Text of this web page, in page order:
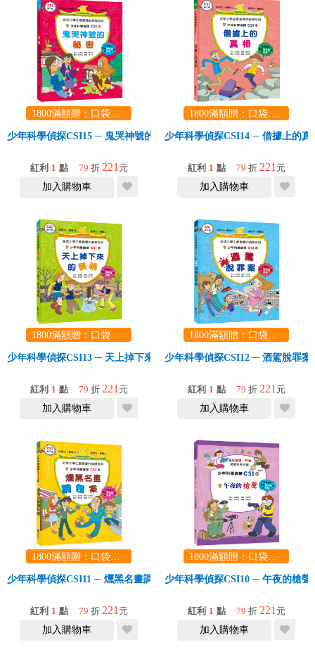
1800滿額贈：口袋玩具一份（隨機出貨） (summer read)
少年科學偵探CSI15 ─ 鬼哭神號的祕密
紅利 1 點 79 折 221 元
加入購物車
1800滿額贈：口袋玩具一份（隨機出貨） (summer read)
少年科學偵探CSI14 ─ 借據上的真
紅利 1 點 79 折 221 元
加入購物車
1800滿額贈：口袋玩具一份（隨機出貨） (summer read)
少年科學偵探CSI13 ─ 天上掉下來的橫禍
紅利 1 點 79 折 221 元
加入購物車
1800滿額贈：口袋玩具一份（隨機出貨） (summer read)
少年科學偵探CSI12 ─ 酒駕脫罪案
紅利 1 點 79 折 221 元
加入購物車
1800滿額贈：口袋玩具一份（隨機出貨） (summer read)
少年科學偵探CSI11 ─ 燻黑名畫調包案
紅利 1 點 79 折 221 元
加入購物車
1800滿額贈：口袋玩具一份（隨機出貨） (summer read)
少年科學偵探CSI10 ─ 午夜的槍聲
紅利 1 點 79 折 221 元
加入購物車